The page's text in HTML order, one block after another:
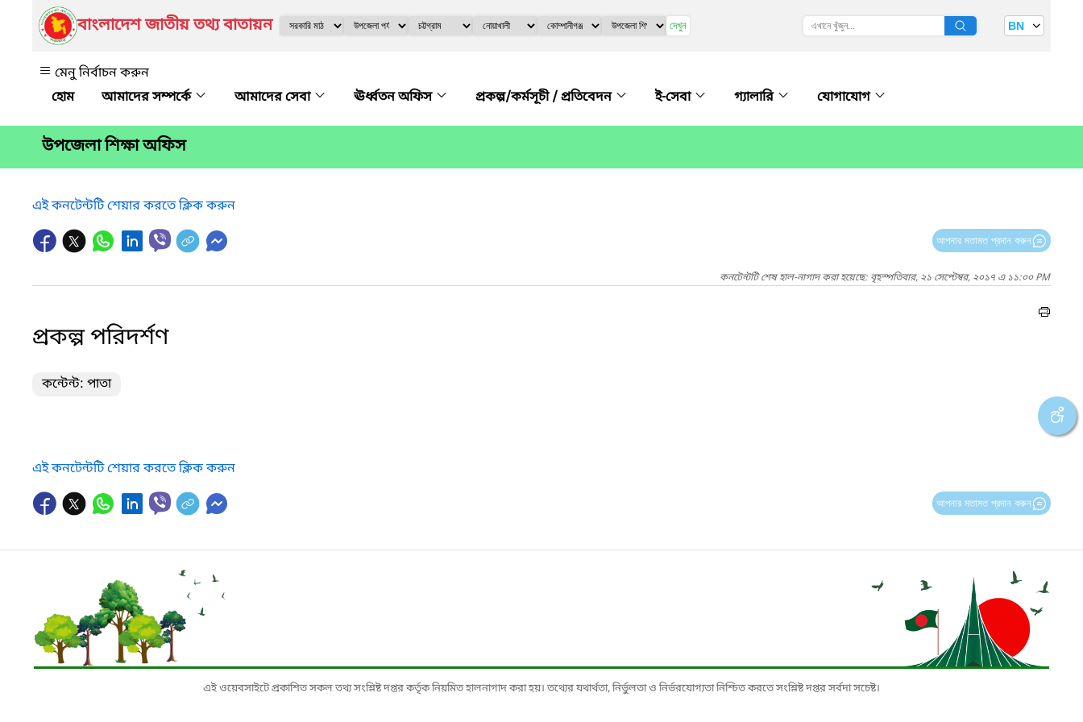
বাংলাদেশ জাতীয় তথ্য বাতায়ন দেখুন BN
মেনু নির্বাচন করুন
আমাদের সম্পর্কে
আমাদের সেবা ঊর্ধ্বতন অফিস প্রকল্প/কর্মসূচী / প্রতিবেদন ই-সেবা গ্যালারি যোগাযোগ
উপজেলা শিক্ষা অফিস
এই কনটেন্টটি শেয়ার করতে ক্লিক করুন
আপনার মতামত প্রদান করুন
কনটেন্টটি শেষ হাল-নাগাদ করা হয়েছে: বৃহস্পতিবার, ২১ সেপ্টেম্বর, ২০১৭ এ ১১:০০ PM
প্রকল্প পরিদর্শণ
কন্টেন্ট: পাতা
এই কনটেন্টটি শেয়ার করতে ক্লিক করুন
আপনার মতামত প্রদান করুন
এই ওয়েবসাইটে প্রকাশিত সকল তথ্য সংশ্লিষ্ট দপ্তর কর্তৃক নিয়মিত হালনাগাদ করা হয়। তথ্যের যথার্থতা, নির্ভুলতা ও নির্ভরযোগ্যতা নিশ্চিত করতে সংশ্লিষ্ট দপ্তর সর্বদা সচেষ্ট।